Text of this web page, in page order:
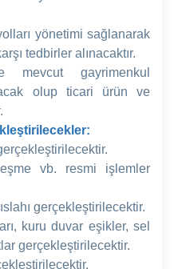
yönetimi sağlanarak
tedbirler alınacaktır.
mevcut gayrimenkul
olup ticari ürün ve
vb. resmi işlemler
gerçekleştirilecektir.
kuru duvar eşikler, sel
gerçekleştirilecektir.